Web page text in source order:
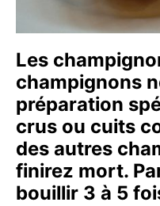
Les
champignons
préparation
crus ou cuits
des autres
finirez mort.
bouillir 3 à 5